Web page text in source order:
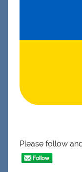
Please follow